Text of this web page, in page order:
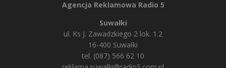
Agencja Reklamowa Radio 5
Suwałki
ul. Ks J. Zawadzkiego 2 lok. 1.2
16-400 Suwałki
tel. (087) 566 62 10